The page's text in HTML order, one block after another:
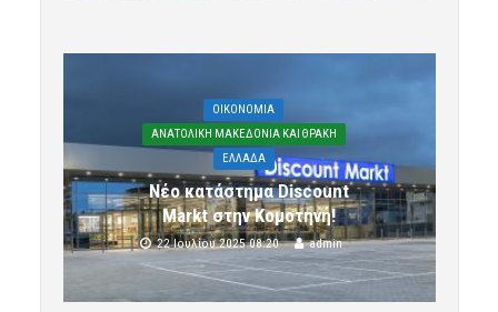
OIKONOMIA
ΑΝΑΤΟΛΙΚΗ ΜΑΚΕΔΟΝΙΑ ΚΑΙ ΘΡΑΚΗ
ΕΛΛΑΔΑ
Νέο κατάστημα Discount
Markt στην Κομοτηνή!
22 Ιουλίου 2025 08:20 admin